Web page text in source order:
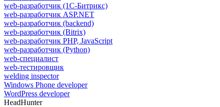
web-разработчик (1С-Битрикс)
web-разработчик ASP.NET
web-разработчик (backend)
web-разработчик (Bitrix)
web-разработчик PHP, JavaScript
web-разработчик (Python)
web-специалист
web-тестировщик
welding inspector
Windows Phone developer
WordPress developer
HeadHunter